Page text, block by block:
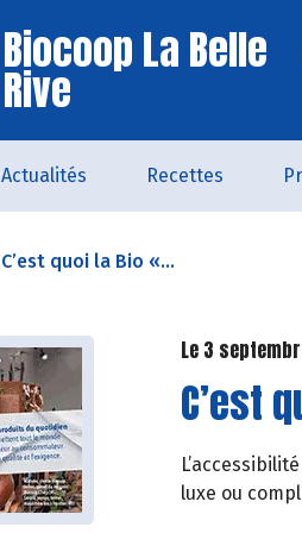
Biocoop La Belle
Rive
Actualités Recettes
C’est quoi la Bio «...
Le 3
C’est
luxe ou